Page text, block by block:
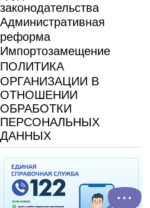
законодательства
Административная
реформа
Импортозамещение
ПОЛИТИКА
ОРГАНИЗАЦИИ В
ОТНОШЕНИИ
ОБРАБОТКИ
ПЕРСОНАЛЬНЫХ
ДАННЫХ